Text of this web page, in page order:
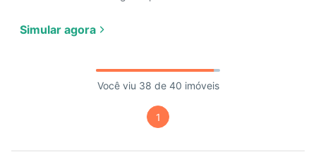
Simular agora
Você viu 38 de 40 imóveis
1